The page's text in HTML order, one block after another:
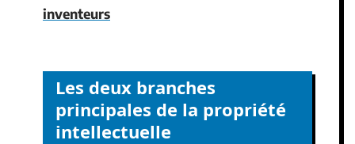
inventeurs
Les deux branches
principales de la propriété
intellectuelle